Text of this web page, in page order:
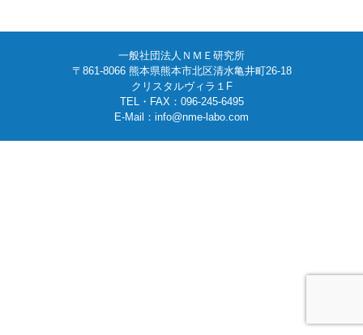
一般社団法人ＮＭＥ研究所
〒861-8066 熊本県熊本市北区清水亀井町26-18
クリスタルヴィラ１F
TEL・FAX：096-245-6495
E-Mail：info@nme-labo.com